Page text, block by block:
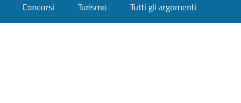
Concorsi Turismo Tutti gli argomenti